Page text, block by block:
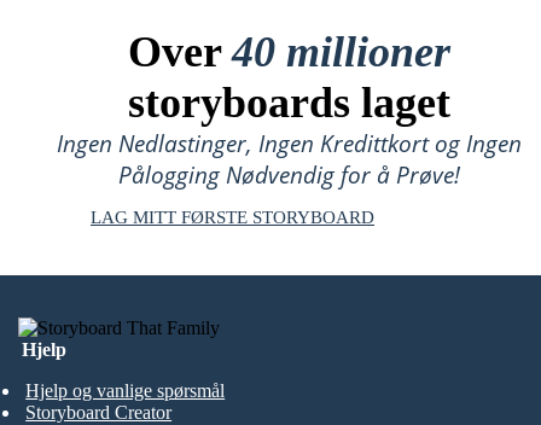
Over40 millioner
storyboards laget
Ingen Nedlastinger, Ingen Kredittkort og Ingen
Pålogging Nødvendig for å Prøve!
LAG MITT FØRSTE STORYBOARD
Hjelp
Hjelp og vanlige spørsmål
Storyboard Creator